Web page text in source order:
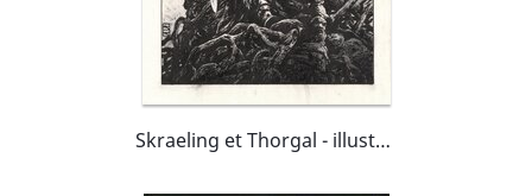
Skraeling et Thorgal - illustration "Adieu Aaricia" - Thorgal Saga